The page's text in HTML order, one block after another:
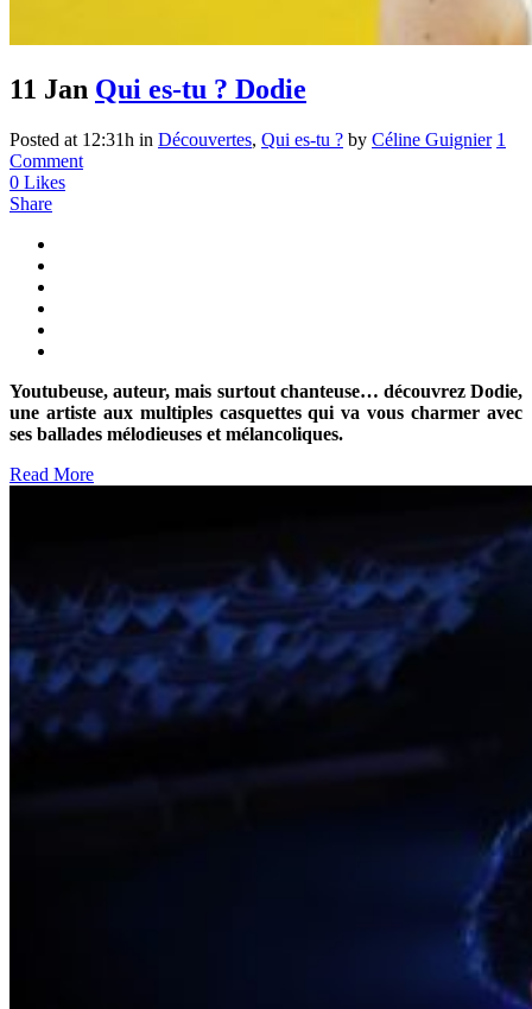
11 Jan Qui es-tu ? Dodie
Posted at 12:31h in Découvertes, Qui es-tu ? by Céline Guignier 1
Comment
0 Likes
Share
Youtubeuse, auteur, mais surtout chanteuse… découvrez Dodie,
une artiste aux multiples casquettes qui va vous charmer avec
ses ballades mélodieuses et mélancoliques.
Read More